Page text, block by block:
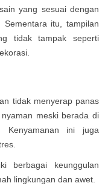
yang sesuai dengan
itu, tampilan
tidak tampak seperti
tidak menyerap panas
meski berada di
Kenyamanan ini juga